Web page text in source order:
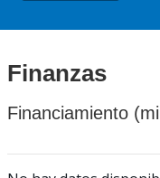
Finanzas
Financiamiento